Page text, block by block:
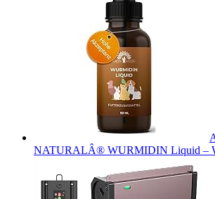
NATURALÂ® WURMIDIN Liquid –